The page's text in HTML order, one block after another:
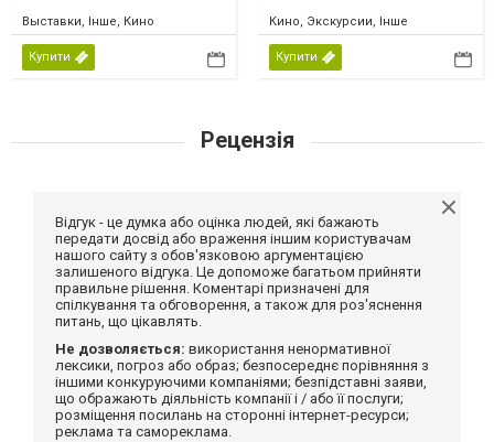
Выставки, Інше, Кино
Купити
Кино, Экскурсии, Інше
Купити
Рецензія
Відгук - це думка або оцінка людей, які бажають
передати досвід або враження іншим користувачам
нашого сайту з обов'язковою аргументацією
залишеного відгука. Це допоможе багатьом прийняти
правильне рішення. Коментарі призначені для
спілкування та обговорення, а також для роз'яснення
питань, що цікавлять.
Не дозволяється: використання ненормативної
лексики, погроз або образ; безпосереднє порівняння з
іншими конкуруючими компаніями; безпідставні заяви,
що ображають діяльність компанії і / або її послуги;
розміщення посилань на сторонні інтернет-ресурси;
реклама та самореклама.